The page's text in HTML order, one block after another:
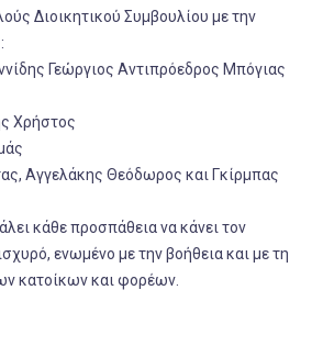
Διοικητικού Συμβουλίου με την
Γεώργιος Αντιπρόεδρος Μπόγιας
Χρήστος
Αγγελάκης Θεόδωρος και Γκίρμπας
κάθε προσπάθεια να κάνει τον
ενωμένο με την βοήθεια και με τη
κατοίκων και φορέων.